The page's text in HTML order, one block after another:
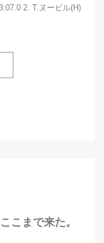
2. T.ヌービル(H)
こまで来た。